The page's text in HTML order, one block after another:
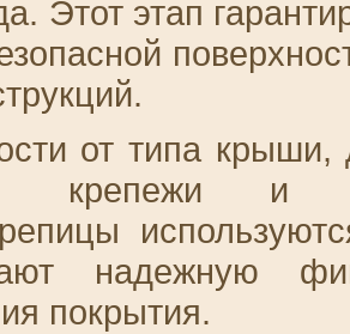
Этот этап
от типа
крепежи и
надежную
покрытия.